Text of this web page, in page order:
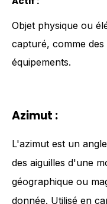
Objet physique ou
capturé, comme
équipements.
Azimut :
L'azimut est un
des aiguilles d'une
géographique ou
donnée. Utilisé en